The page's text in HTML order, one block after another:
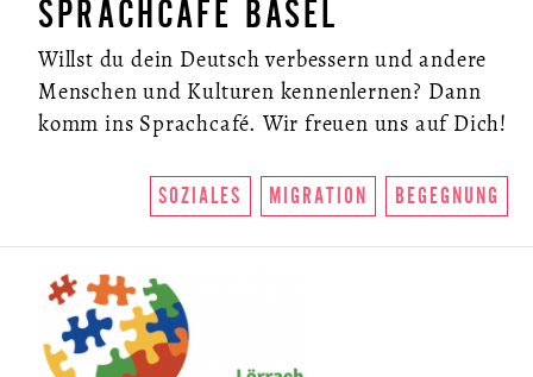
SPRACHCAFÉ BASEL
Willst du dein Deutsch verbessern und andere
Menschen und Kulturen kennenlernen? Dann
komm ins Sprachcafé. Wir freuen uns auf Dich!
SOZIALES MIGRATION BEGEGNUNG